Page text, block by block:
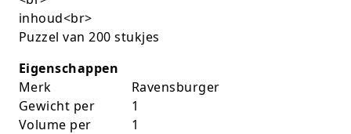
inhoud<br>
Puzzel van 200 stukjes
Eigenschappen
Merk
Ravensburger
Gewicht per
1
Volume per
1
Slime & Putty
Slow rise
Sluban